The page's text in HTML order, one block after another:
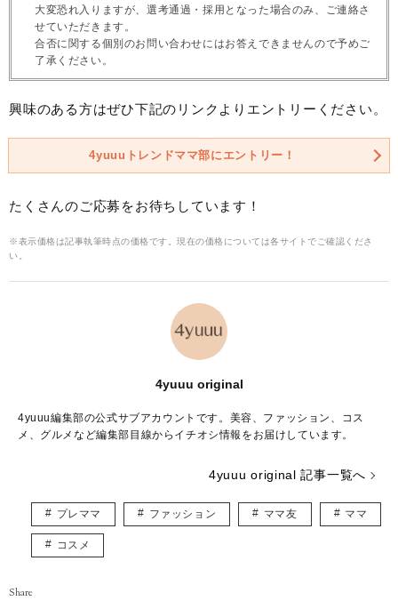
大変恐れ入りますが、選考通過・採用となった場合のみ、ご連絡さ
せていただきます。
合否に関する個別のお問い合わせにはお答えできませんので予めご
了承ください。
興味のある方はぜひ下記のリンクよりエントリーください。
4yuuuトレンドママ部にエントリー！
たくさんのご応募をお待ちしています！
※表示価格は記事執筆時点の価格です。現在の価格については各サイトでご確認くださ
い。
4yuuu original
4yuuu編集部の公式サブアカウントです。美容、ファッション、コス
メ、グルメなど編集部目線からイチオシ情報をお届けしています。
4yuuu original 記事一覧へ
プレママ ファッション ママ友 ママ
コスメ
Share